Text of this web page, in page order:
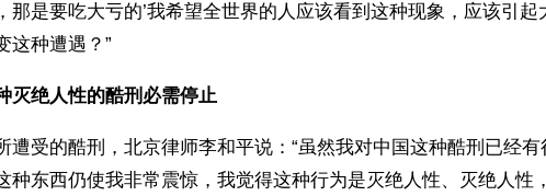
那是要吃大亏的’我希望全世界的人应该看到这种现象，应该引起
这种遭遇？”
灭绝人性的酷刑必需停止
遭受的酷刑，北京律师李和平说：“虽然我对中国这种酷刑已经有
种东西仍使我非常震惊，我觉得这种行为是灭绝人性、灭绝人性